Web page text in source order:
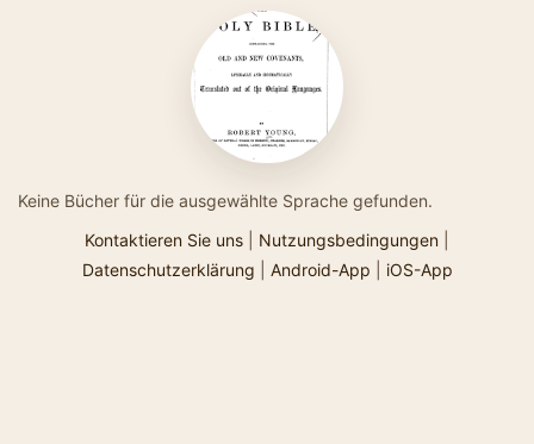
Keine Bücher für die ausgewählte Sprache gefunden.
Kontaktieren Sie uns
Nutzungsbedingungen
Datenschutzerklärung
Android-App iOS-App